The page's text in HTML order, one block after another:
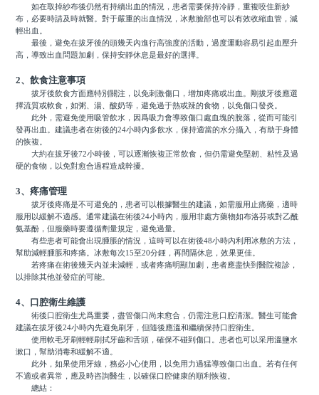
如在取掉紗布後仍然有持續出血的情況，患者需要保持冷靜，重複咬住新紗
布，必要時請及時就醫。對于嚴重的出血情況，冰敷臉部也可以有效收縮血管，減
輕出血。
最後，避免在拔牙後的頭幾天內進行高強度的活動，過度運動容易引起血壓升
高，導致出血問題加劇，保持安靜休息是最好的選擇。
2、飲食注意事項
拔牙後飲食方面應特別關注，以免刺激傷口，增加疼痛或出血。剛拔牙後應選
擇流質或軟食，如粥、湯、酸奶等，避免過于熱或辣的食物，以免傷口發炎。
此外，需避免使用吸管飲水，因爲吸力會導致傷口處血塊的脫落，從而可能引
發再出血。建議患者在術後的24小時內多飲水，保持適當的水分攝入，有助于身體
的恢複。
大約在拔牙後72小時後，可以逐漸恢複正常飲食，但仍需避免堅韌、粘性及過
硬的食物，以免對愈合過程造成幹擾。
3、疼痛管理
拔牙後疼痛是不可避免的，患者可以根據醫生的建議，如需服用止痛藥，適時
服用以緩解不適感。通常建議在術後24小時內，服用非處方藥物如布洛芬或對乙酰
氨基酚，但服藥時要遵循劑量規定，避免過量。
有些患者可能會出現腫脹的情況，這時可以在術後48小時內利用冰敷的方法，
幫助減輕腫脹和疼痛。冰敷每次15至20分鍾，再間隔休息，效果更佳。
若疼痛在術後幾天內並未減輕，或者疼痛明顯加劇，患者應盡快到醫院複診，
以排除其他並發症的可能。
4、口腔衛生維護
術後口腔衛生尤爲重要，盡管傷口尚未愈合，仍需注意口腔清潔。醫生可能會
建議在拔牙後24小時內先避免刷牙，但隨後應溫和繼續保持口腔衛生。
使用軟毛牙刷輕輕刷拭牙齒和舌頭，確保不碰到傷口。患者也可以采用溫鹽水
漱口，幫助消毒和緩解不適。
此外，如果使用牙線，務必小心使用，以免用力過猛導致傷口出血。若有任何
不適或者異常，應及時咨詢醫生，以確保口腔健康的順利恢複。
總結：